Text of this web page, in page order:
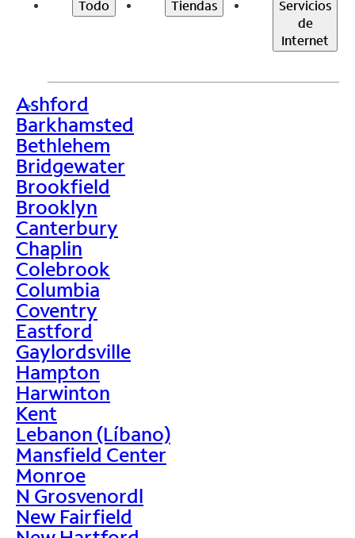
Todo Tiendas
Servicios
de
Internet
>
Ashford
Barkhamsted
Bethlehem
Bridgewater
Brookfield
Brooklyn
Canterbury
Chaplin
Colebrook
Columbia
Coventry
Eastford
Gaylordsville
Hampton
Harwinton
Kent
Lebanon (Líbano)
Mansfield Center
Monroe
N Grosvenordl
New Fairfield